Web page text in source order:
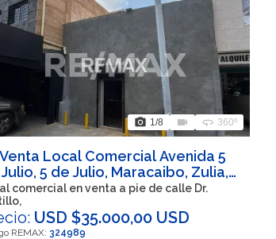
photo_camera 1/8 videocam 360 360º
Local Comercial Avenida 5
5 de Julio, Maracaibo, Zulia,
VEN
comercial en venta a pie de calle Dr.
USD $35.000,00 USD
REMAX: 324989